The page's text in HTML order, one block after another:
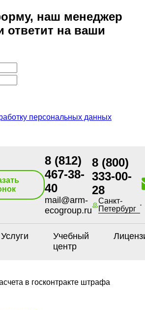
наш менеджер
ответит на ваши
персональных данных
8 (812)
467-38-
40
mail@arm-
ecogroup.ru
8 (800)
333-00-
28
Санкт-
Петербург
Услуги
Учебный
центр
в госконтракте штрафа